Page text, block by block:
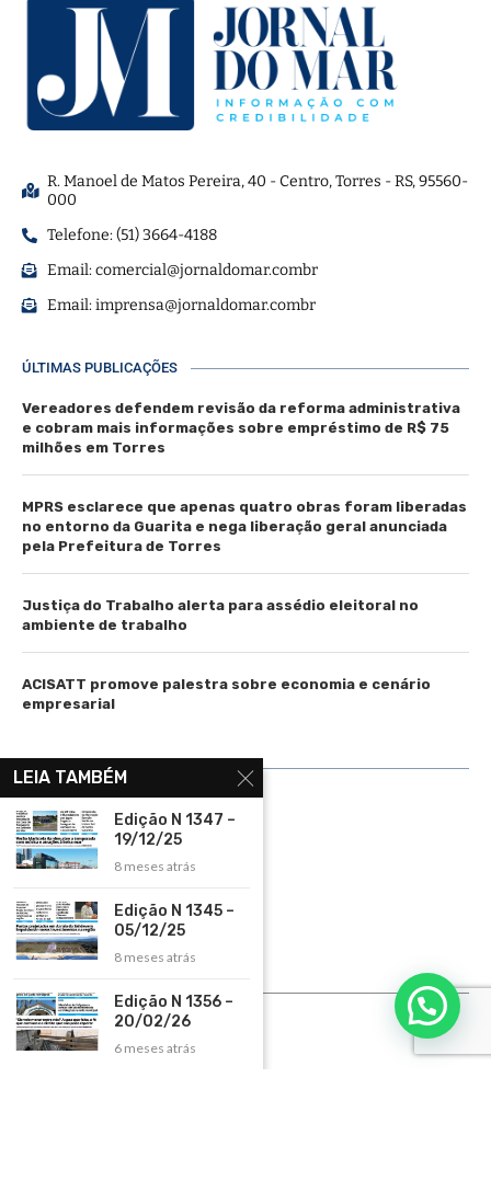
R. Manoel de Matos Pereira, 40 - Centro, Torres - RS, 95560-
000
Telefone: (51) 3664-4188
Email:comercial@jornaldomar.combr
Email:imprensa@jornaldomar.combr
ÚLTIMAS PUBLICAÇÕES
Vereadores defendem revisão da reforma administrativa
e cobram mais informações sobre empréstimo de R$ 75
milhões em Torres
MPRS esclarece que apenas quatro obras foram liberadas
no entorno da Guarita e nega liberação geral anunciada
pela Prefeitura de Torres
Justiça do Trabalho alerta para assédio eleitoral no
ambiente de trabalho
ACISATT promove palestra sobre economia e cenário
empresarial
LINKS ÚTEIS
Home
Assinar
Política de Privacidade
Rádio Maristela - Ao Vivo
ASSINE
ASSINE
LEIA TAMBÉM
Edição N 1347 –
19/12/25
8 meses atrás
Edição N 1345 –
05/12/25
8 meses atrás
Edição N 1356 –
20/02/26
6 meses atrás